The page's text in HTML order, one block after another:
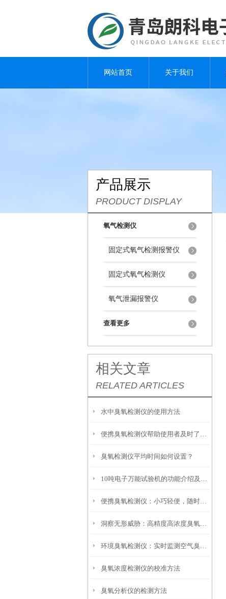
网站首页 关于我们
产品展示
PRODUCT DISPLAY
氧气检测仪
固定式氧气检测报警仪
固定式氧气检测仪
氧气泄漏报警仪
查看更多
相关文章
RELATED ARTICLES
水中臭氧检测仪的使用方法
便携臭氧检测仪帮助使用者及时了解臭氧浓度的情况
臭氧检测仪平均时间如何设置？
10吨电子万能试验机的功能介绍及安装注意事项
便携臭氧检测仪：小巧轻便，随时随地守护您的呼吸环境
洞察无形威胁：高精度高浓度臭氧检测仪环境安全卫士
环境臭氧检测仪：实时监测空气臭氧浓度更可靠
臭氧浓度检测仪的校准方法
臭氧分析仪的检测方法